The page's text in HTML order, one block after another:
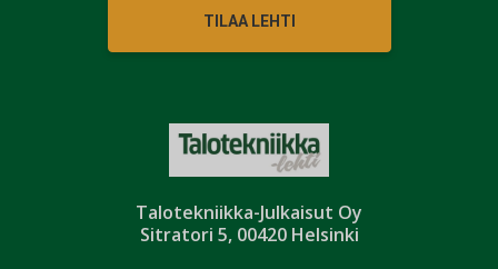
Talotekniikka-Julkaisut Oy
Sitratori 5, 00420 Helsinki
TILAA LEHTI